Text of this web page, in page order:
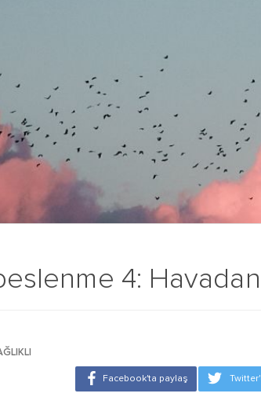
4: